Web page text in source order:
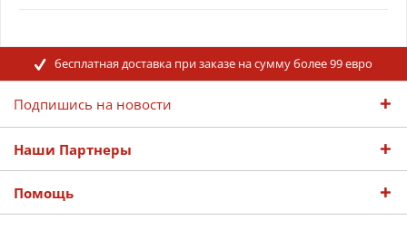
бесплатная доставка при заказе на сумму более 99 евро
Подпишись на новости
Наши Партнеры
Помощь